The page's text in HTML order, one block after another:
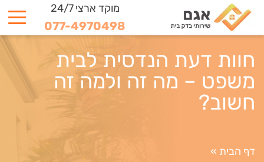
מוקד ארצי 24/7
077-4970498
חוות דעת הנדסית לבית
משפט – מה זה ולמה זה
חשוב?
דף הבית »